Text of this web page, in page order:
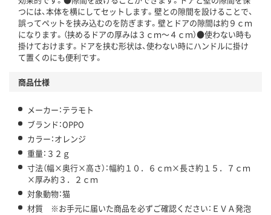
つには、本体を横にしてセットします。壁との隙間を設けることで、
誤ってペットを挟み込むのを防ぎます。壁とドアの隙間は約９ｃｍ
になります。（挟めるドアの厚みは３ｃｍ～４ｃｍ）●使わない時も
掛けておけます。ドアを挟む形状は、使わない時にハンドルに掛け
て置くのにも便利です。
商品仕様
メーカー：テラモト
ブランド：OPPO
カラー：オレンジ
重量：３２ｇ
寸法（幅×奥行×高さ）：幅約１０．６ｃｍ×長さ約１５．７ｃｍ
×厚み約３．２ｃｍ
対象動物：猫
材質 ※お手元に届いた商品を必ずご確認ください：ＥＶＡ発泡